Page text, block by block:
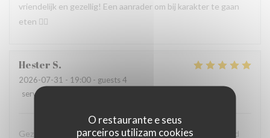
O restaurante e seus
parceiros utilizam cookies
vriendelijk en gezellig! Een aanrader om bij karakter te gaan
eten 👍🏻
Hester S
2026-07-31 - 19:00 - guests 4
service
Gezellig zitten, lekker gegeten, kortom een heerlijke avond